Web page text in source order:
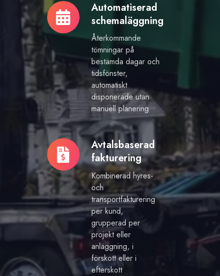
Automatiserad
schemaläggning
Återkommande
tömningar på
bestämda dagar och
tidsfönster,
automatiskt
disponerade utan
manuell planering
Automatiserad
schemaläggning
Avtalsbaserad
fakturering
Kombinerad hyres-
och
transportfakturering
per kund,
grupperad per
projekt eller
anläggning, i
förskott eller i
efterskott
Avtalsbaserad
fakturering